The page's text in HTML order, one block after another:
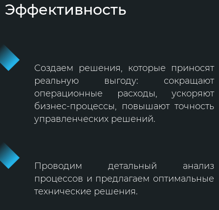
Эффективность
Создаем решения, которые приносят
реальную выгоду: сокращают
операционные расходы, ускоряют
бизнес-процессы, повышают точность
управленческих решений.
Проводим детальный анализ
процессов и предлагаем оптимальные
технические решения.